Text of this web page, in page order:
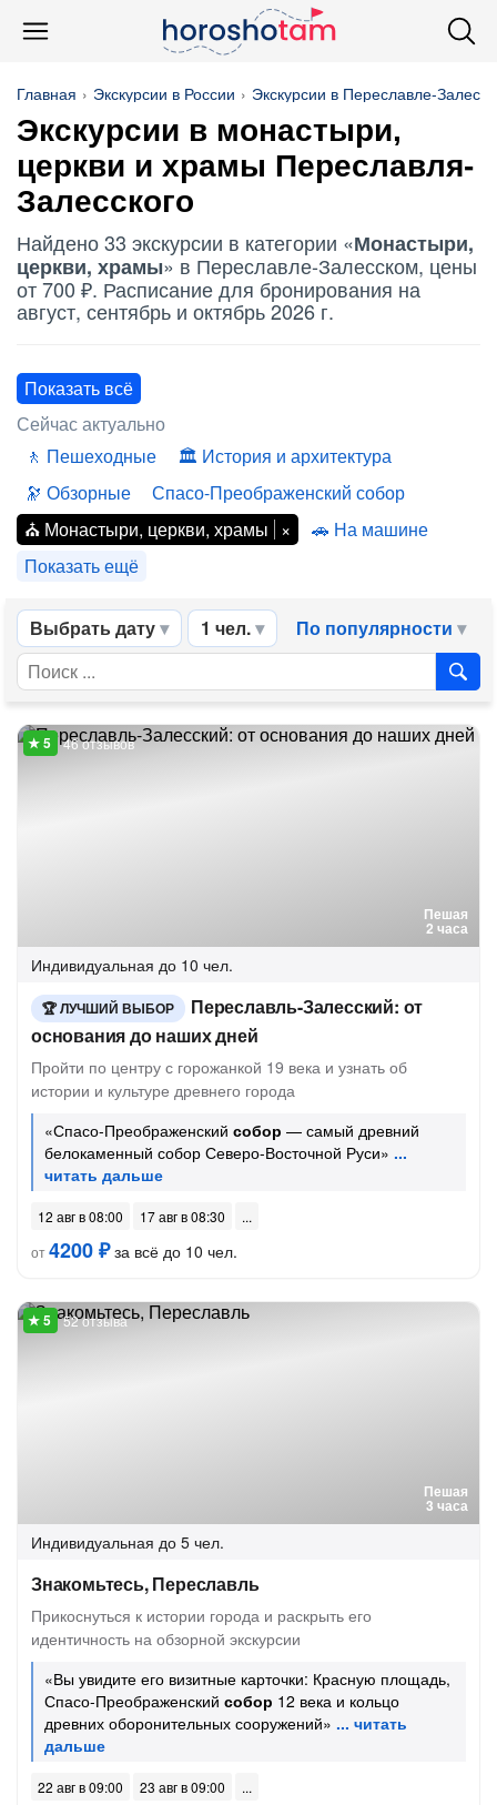
Главная Экскурсии в России Экскурсии в Переславле-
Экскурсии в монастыри,
церкви и храмы Переславля-
Залесского
Найдено 33 экскурсии в категории «Монастыри,
церкви, храмы» в Переславле-Залесском, цены
от 700 ₽. Расписание для бронирования на
август, сентябрь и октябрь 2026 г.
Показать всё
Сейчас актуально
Пешеходные
История и архитектура
Обзорные
Спасо-Преображенский собор
Монастыри, церкви, храмы
На машине
Показать ещё
Выбрать дату 1 чел. По популярности
Пешая
2 часа
46 отзывов
Индивидуальная до 10 чел.
ЛУЧШИЙ ВЫБОР
Переславль-Залесский: от
основания до наших дней
Пройти по центру с горожанкой 19 века и узнать об
истории и культуре древнего города
«Спасо-Преображенский собор — самый древний
белокаменный собор Северо-Восточной Руси»
12 авг в 08:00
17 авг в 08:30
от4200 ₽за всё до 10 чел.
Пешая
3 часа
52 отзыва
Индивидуальная до 5 чел.
Знакомьтесь, Переславль
Прикоснуться к истории города и раскрыть его
идентичность на обзорной экскурсии
«Вы увидите его визитные карточки: Красную площадь,
Спасо-Преображенский собор 12 века и кольцо
древних оборонительных сооружений»
22 авг в 09:00
23 авг в 09:00